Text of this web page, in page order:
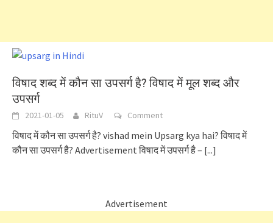
विषाद शब्द में कौन सा उपसर्ग है? विषाद में मूल शब्द और
उपसर्ग
2021-01-05 RituV Comment
विषाद में कौन सा उपसर्ग है? vishad mein Upsarg kya hai? विषाद में
कौन सा उपसर्ग है? Advertisement विषाद में उपसर्ग है – [...]
Advertisement